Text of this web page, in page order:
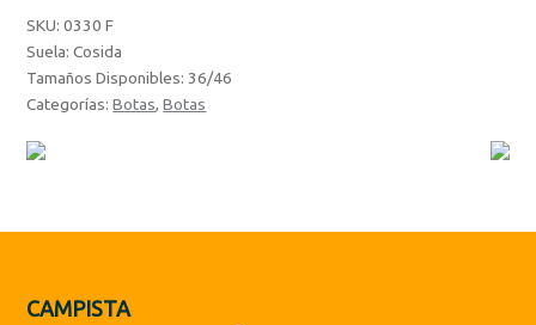
Botas
Botas
SKU:0330 F
Suela: Cosida
Tamaños Disponibles: 36/46
Categorías:Botas,Botas
CAMPISTA